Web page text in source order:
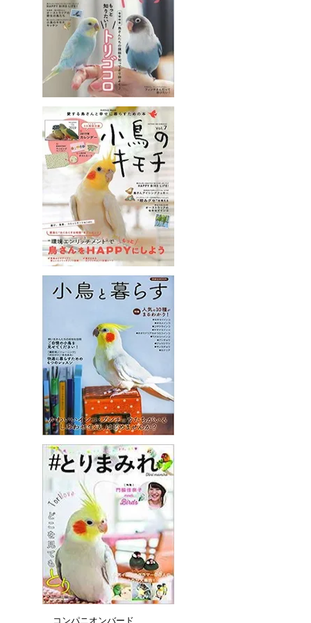
コンパニオンバード